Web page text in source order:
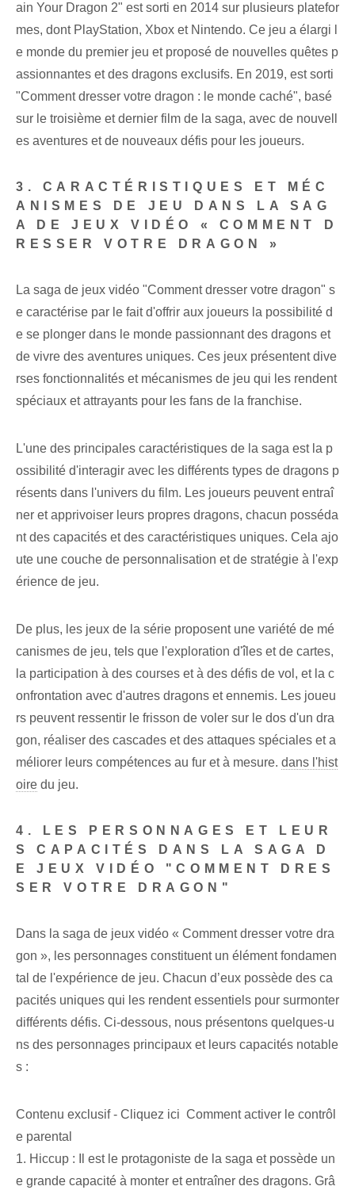
ain Your Dragon 2" est sorti en 2014 sur plusieurs platefor
mes, dont PlayStation, Xbox et Nintendo. Ce jeu a élargi l
e monde du premier jeu et proposé de nouvelles quêtes p
assionnantes et des dragons exclusifs. En 2019, est sorti
"Comment dresser votre dragon : le monde caché", basé
sur le troisième et dernier film de la saga, avec de nouvell
es aventures et de nouveaux défis pour les joueurs.
3. CARACTÉRISTIQUES ET MÉC
ANISMES DE JEU DANS LA SAG
A DE JEUX VIDÉO « COMMENT D
RESSER VOTRE DRAGON »
La saga de jeux vidéo "Comment dresser votre dragon" s
e caractérise par le fait d'offrir aux joueurs la possibilité d
e se plonger dans le monde passionnant des dragons et
de vivre des aventures uniques. Ces jeux présentent dive
rses fonctionnalités et mécanismes de jeu qui les rendent
spéciaux et attrayants pour les fans de la franchise.
L'une des principales caractéristiques de la saga est la p
ossibilité d'interagir avec les différents types de dragons p
résents dans l'univers du film. Les joueurs peuvent entraî
ner et apprivoiser leurs propres dragons, chacun posséda
nt des capacités et des caractéristiques uniques. Cela ajo
ute une couche de personnalisation et de stratégie à l'exp
érience de jeu.
De plus, les jeux de la série proposent une variété de mé
canismes de jeu, tels que l'exploration d'îles et de cartes,
la participation à des courses et à des défis de vol, et la c
onfrontation avec d'autres dragons et ennemis. Les joueu
rs peuvent ressentir le frisson de voler sur le dos d'un dra
gon, réaliser des cascades et des attaques spéciales et a
méliorer leurs compétences au fur et à mesure. dans l'hist
oire du jeu.
4. LES PERSONNAGES ET LEUR
S CAPACITÉS DANS LA SAGA D
E JEUX VIDÉO "COMMENT DRES
SER VOTRE DRAGON"
Dans la saga de jeux vidéo « Comment dresser votre dra
gon », les personnages constituent un élément fondamen
tal de l'expérience de jeu. Chacun d’eux possède des ca
pacités uniques qui les rendent essentiels pour surmonter
différents défis. Ci-dessous, nous présentons quelques-u
ns des personnages principaux et leurs capacités notable
s :
Contenu exclusif - Cliquez ici Comment activer le contrôl
e parental
1. Hiccup : Il est le protagoniste de la saga et possède un
e grande capacité à monter et entraîner des dragons. Grâ